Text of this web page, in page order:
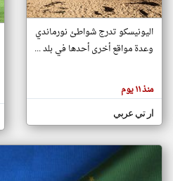
أهم
هنا عن
وجهة
كاتبيها.
اليونيسكو تدرج شواطئ نورماندي
وعدة مواقع أخرى أحدها في بلد ...
منذ ١١ يوم
ار تي عربي